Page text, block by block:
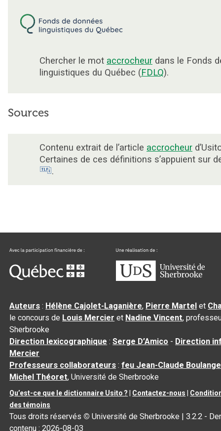
Chercher le mot accrocheur dans le Fonds
linguistiques du Québec (FDLQ).
Sources
Contenu extrait de l’article accrocheur
Certaines de ces définitions s’appuient sur
.
Auteurs : Hélène Cajolet-Laganière, Pierre Martel et
le concours de Louis Mercier et Nadine Vincent,
Sherbrooke
Direction lexicographique :Serge D’Amico - Direction
Mercier
Professeurs collaborateurs :feu Jean-Claude
Michel Théoret, Université de Sherbrooke
Qu’est-ce que le dictionnaire Usito ? Contactez-nous
des témoins
Tous droits réservés © Université de Sherbrooke |3.2.2 -
contenu :2026-08-03